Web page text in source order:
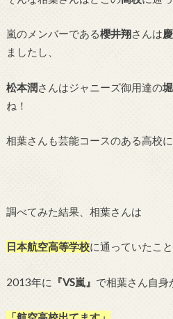
嵐のメンバーである櫻井翔さんは
ましたし、
松本潤さんはジャニーズ御用達の
ね！
相葉さんも芸能コースのある高校
調べてみた結果、相葉さんは
日本航空高等学校に通っていたこ
2013年に 『VS嵐』 で相葉さん自身